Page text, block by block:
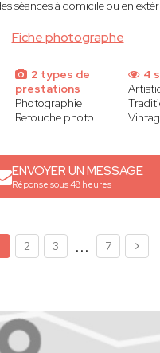
Fiche photographe
séances à domicile ou en
2 types de
prestations
Photographie
Retouche photo
4
ENVOYER UN MESSAGE
Réponse sous 48 heures
2 3 ... 7